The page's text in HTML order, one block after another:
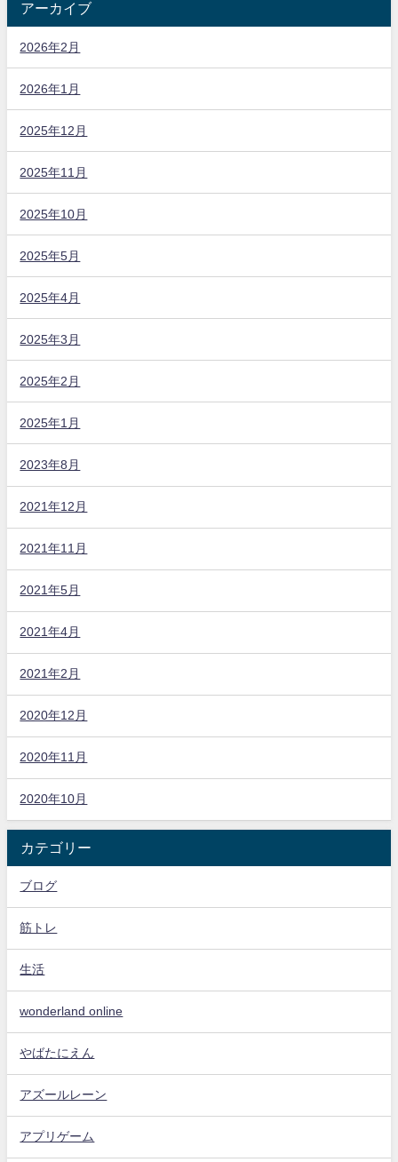
アーカイブ
2026年2月
2026年1月
2025年12月
2025年11月
2025年10月
2025年5月
2025年4月
2025年3月
2025年2月
2025年1月
2023年8月
2021年12月
2021年11月
2021年5月
2021年4月
2021年2月
2020年12月
2020年11月
2020年10月
カテゴリー
ブログ
筋トレ
生活
wonderland online
やばたにえん
アズールレーン
アプリゲーム